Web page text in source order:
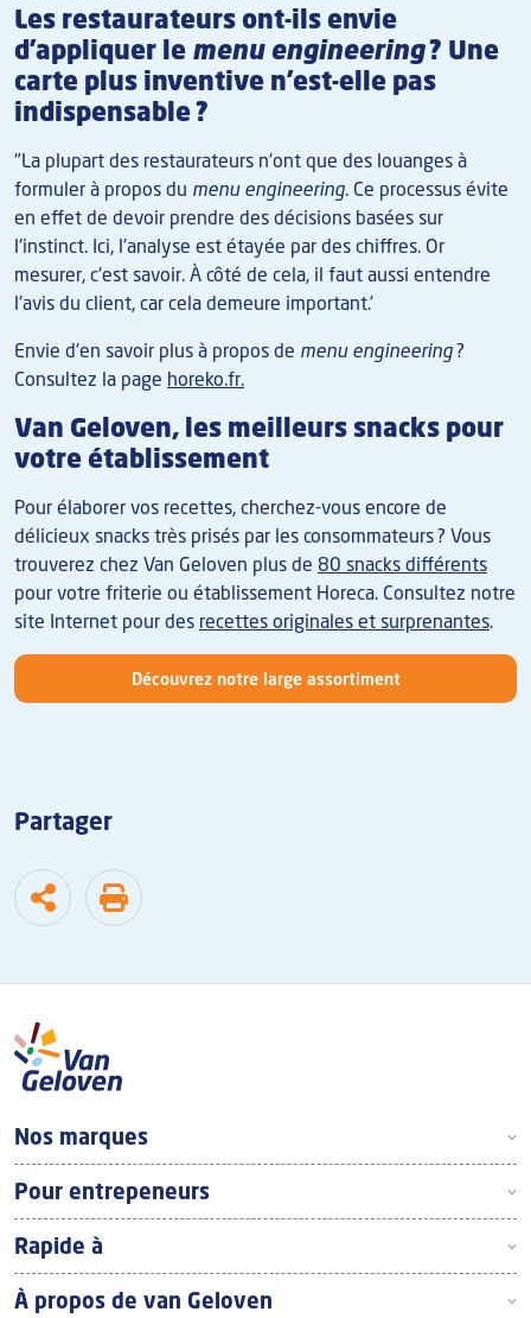
Les restaurateurs ont-ils envie
d'appliquer le menu engineering? Une
carte plus inventive n'est-elle pas
indispensable ?
"La plupart des restaurateurs n'ont que des louanges à
formuler à propos du menu engineering. Ce processus évite
en effet de devoir prendre des décisions basées sur
l'instinct. Ici, l'analyse est étayée par des chiffres. Or
mesurer, c'est savoir. À côté de cela, il faut aussi entendre
l'avis du client, car cela demeure important.'
Envie d'en savoir plus à propos de menu engineering?
Consultez la page horeko.fr.
Van Geloven, les meilleurs snacks pour
votre établissement
Pour élaborer vos recettes, cherchez-vous encore de
délicieux snacks très prisés par les consommateurs ? Vous
trouverez chez Van Geloven plus de 80 snacks différents
pour votre friterie ou établissement Horeca. Consultez notre
site Internet pour des recettes originales et surprenantes.
Découvrez notre large assortiment
Partager
Footer Top Frans
Nos marques
Pour entrepeneurs
Rapide à
À propos de van Geloven